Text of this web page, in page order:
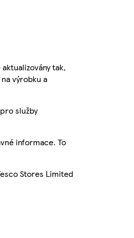
tak,
výrobku a
služby
informace. To
Stores Limited